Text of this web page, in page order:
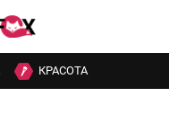
КРАСОТА